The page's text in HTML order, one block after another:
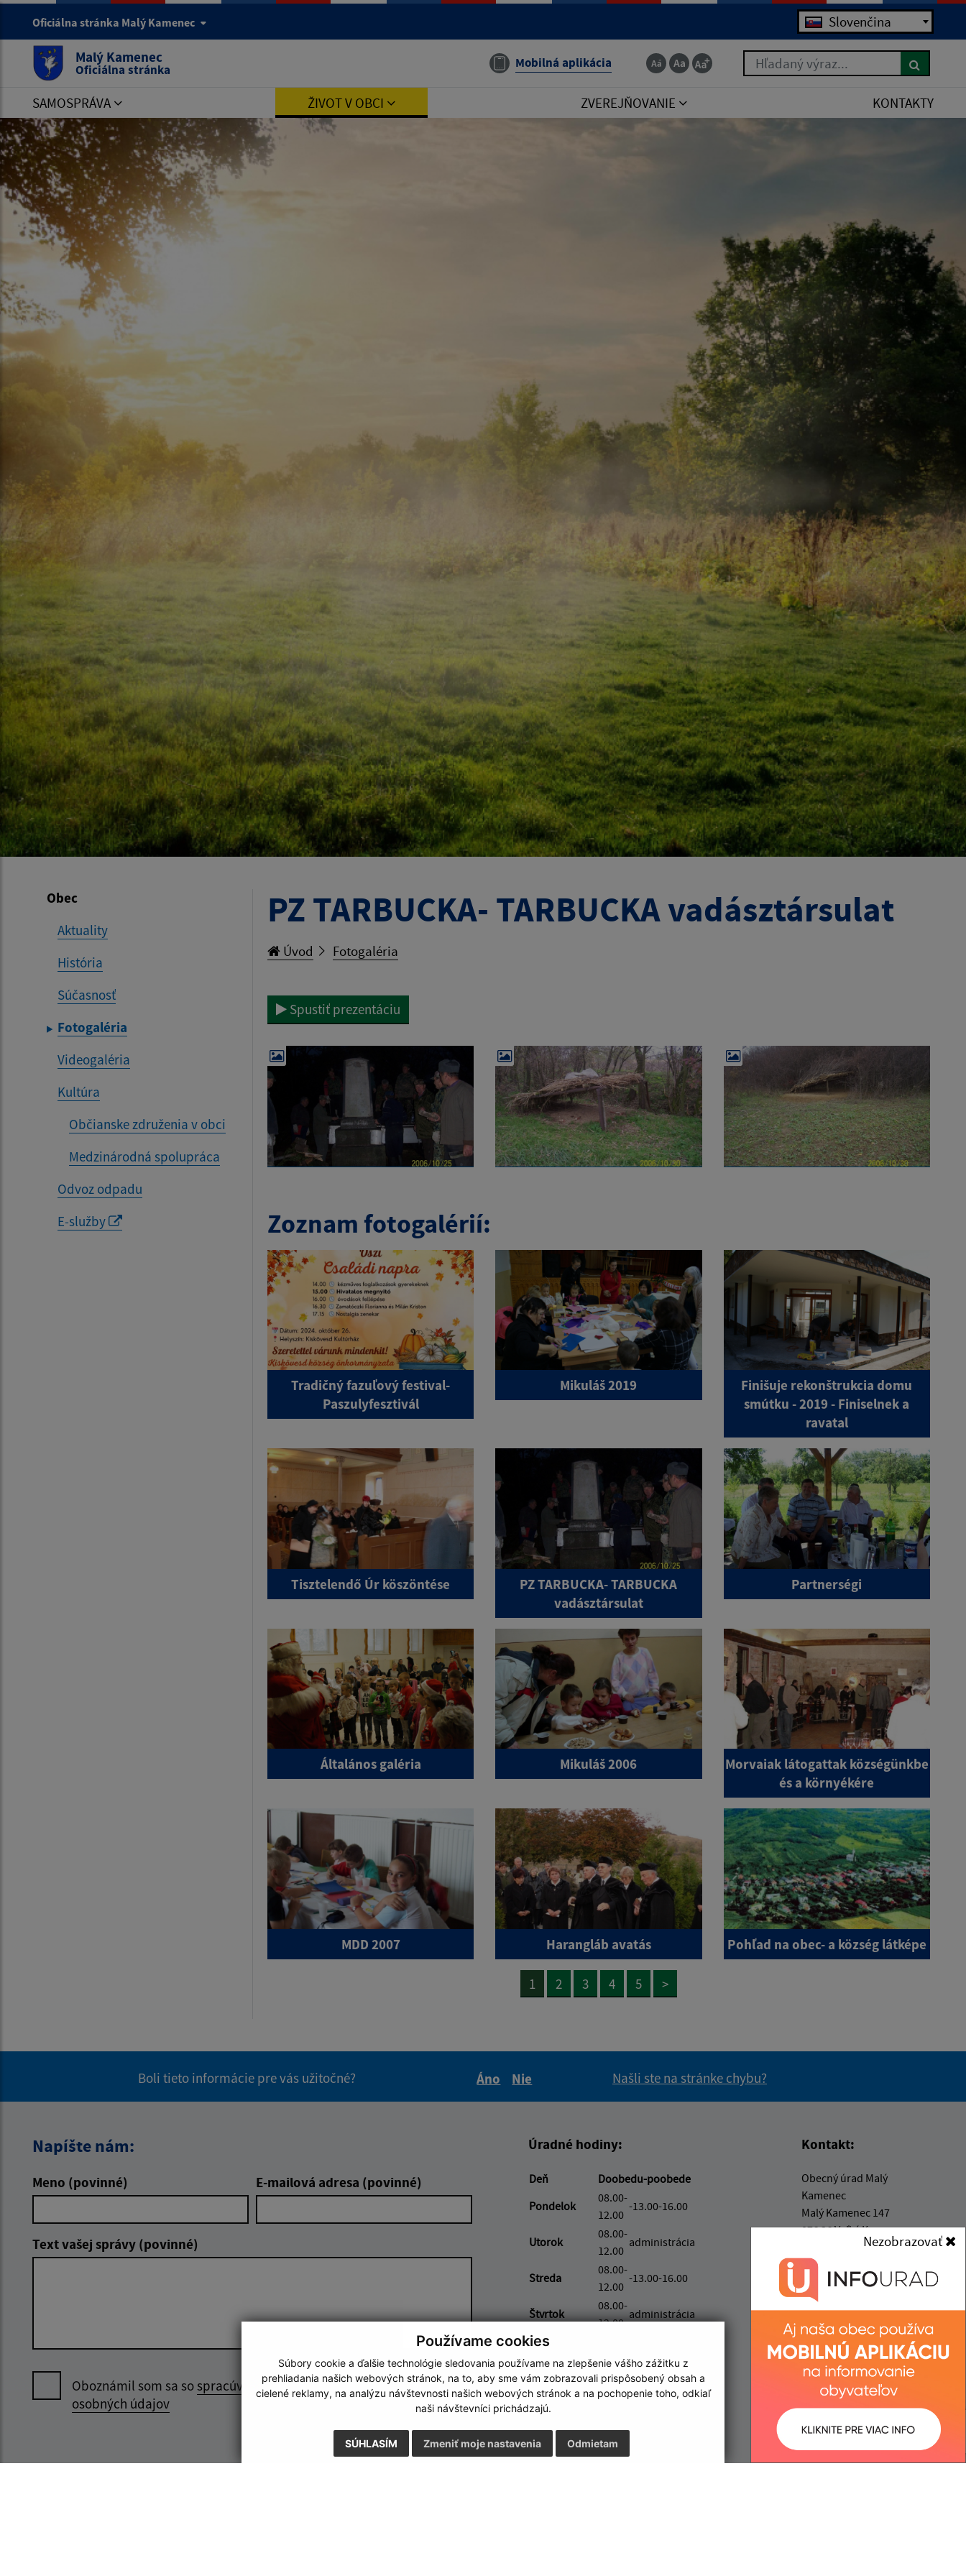
Používame cookies
Súbory cookie a ďalšie technológie sledovania používame na zlepšenie vášho zážitku z
prehliadania našich webových stránok, na to, aby sme vám zobrazovali prispôsobený obsah a
cielené reklamy, na analýzu návštevnosti našich webových stránok a na pochopenie toho, odkiaľ
naši návštevníci prichádzajú.
SÚHLASÍM Odmietam
Zmeniť moje nastavenia
Nezobrazovať
Oficiálna stránka Malý Kamenec Jazyk Slovenčina
Malý Kamenec
Oficiálna stránka Mobilná aplikácia Hľadaný výraz...
SAMOSPRÁVA ŽIVOT V OBCI ZVEREJŇOVANIE KONTAKTY
Obec
Aktuality
História
Súčasnosť
Fotogaléria
Videogaléria
Kultúra
Občianske združenia v obci
Medzinárodná spolupráca
Odvoz odpadu
E-služby
PZ TARBUCKA- TARBUCKA vadásztársulat
Úvod Fotogaléria
Spustiť prezentáciu
Zoznam fotogalérií:
Tradičný fazuľový festival-
Paszulyfesztivál
Mikuláš 2019
Finišuje rekonštrukcia domu
smútku - 2019 - Finiselnek a
ravatal
Tisztelendő Úr köszöntése
PZ TARBUCKA- TARBUCKA
vadásztársulat
Partnerségi
Általános galéria Mikuláš 2006
Morvaiak látogattak községünkbe
és a környékére
MDD 2007 Harangláb avatás Pohľad na obec- a község látképe
1 2 3 4 5 >
Boli tieto informácie pre vás užitočné?
Áno
Nie
Našli ste na stránke chybu?
Napíšte nám:
Meno (povinné) E-mailová adresa (povinné)
Text vašej správy (povinné)
Oboznámil som sa sospracúvaním
osobných údajov
Google reCaptcha Response
Odoslať správu
Úradné hodiny:
Deň
Doobedu-poobede
Pondelok
08.00-
12.00
-13.00-16.00
Utorok
08.00-
12.00
administrácia
Streda
08.00-
12.00
-13.00-16.00
Štvrtok
08.00-
12.00
administrácia
Piatok
12.00
Kontakt:
Obecný úrad Malý
Kamenec
Malý Kamenec 147
076 36 Veľký Kamenec
info@malykamenec.sk
+421 56 628 36 71
IČO: 00331732